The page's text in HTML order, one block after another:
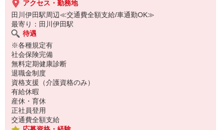
アクセス・勤務地
田川伊田駅周辺≪交通費全額支給/車通勤OK≫
最寄り：田川伊田駅
待遇
※各種規定有
社会保険完備
無料定期健康診断
退職金制度
資格支援（介護資格のみ）
有給休暇
産休・育休
正社員登用
交通費全額支給